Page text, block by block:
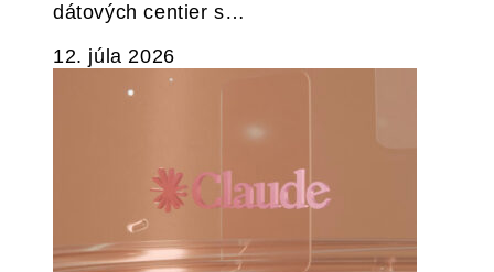
dátových centier s…
12. júla 2026